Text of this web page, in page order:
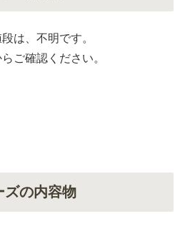
は、不明です。
ご確認ください。
ズの内容物